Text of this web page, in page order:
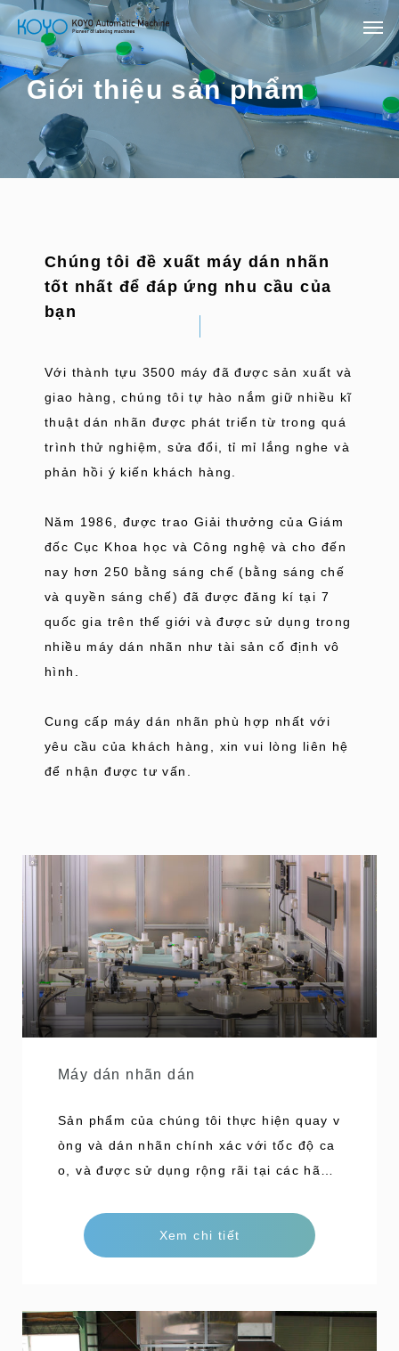
Giới thiệu sản phẩm
Chúng tôi đề xuất máy dán nhãn
tốt nhất để đáp ứng nhu cầu của
bạn
Với thành tựu 3500 máy đã được sản xuất và
giao hàng, chúng tôi tự hào nắm giữ nhiều kĩ
thuật dán nhãn được phát triển từ trong quá
trình thử nghiệm, sửa đổi, tỉ mỉ lắng nghe và
phản hồi ý kiến khách hàng.
Năm 1986, được trao Giải thưởng của Giám
đốc Cục Khoa học và Công nghệ và cho đến
nay hơn 250 bằng sáng chế (bằng sáng chế
và quyền sáng chế) đã được đăng kí tại 7
quốc gia trên thế giới và được sử dụng trong
nhiều máy dán nhãn như tài sản cố định vô
hình.
Cung cấp máy dán nhãn phù hợp nhất với
yêu cầu của khách hàng, xin vui lòng liên hệ
để nhận được tư vấn.
Máy dán nhãn dán
Sản phẩm của chúng tôi thực hiện quay v
òng và dán nhãn chính xác với tốc độ ca
o, và được sử dụng rộng rãi tại các hãng
ủ tiêu chuẩn GMP được áp dụng như hệ t
hống phòng chống chuyển sản phẩm lỗi
suất Công suất cao, tối đa 500
Xem chi tiết